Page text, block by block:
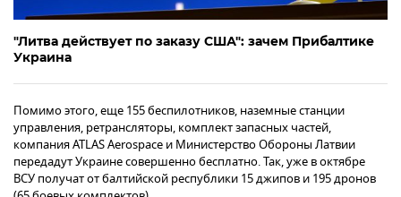
"Литва действует по заказу США": зачем Прибалтике
Украина
Помимо этого, еще 155 беспилотников, наземные станции
управления, ретрансляторы, комплект запасных частей,
компания ATLAS Aerospace и Министерство Обороны Латвии
передадут Украине совершенно бесплатно. Так, уже в октябре
ВСУ получат от балтийской республики 15 джипов и 195 дронов